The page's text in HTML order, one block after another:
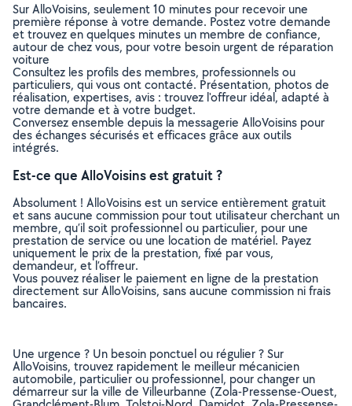
Sur AlloVoisins, seulement 10 minutes pour recevoir une
première réponse à votre demande. Postez votre demande
et trouvez en quelques minutes un membre de confiance,
autour de chez vous, pour votre besoin urgent de réparation
voiture
Consultez les profils des membres, professionnels ou
particuliers, qui vous ont contacté. Présentation, photos de
réalisation, expertises, avis : trouvez l'offreur idéal, adapté à
votre demande et à votre budget.
Conversez ensemble depuis la messagerie AlloVoisins pour
des échanges sécurisés et efficaces grâce aux outils
intégrés.
Est-ce que AlloVoisins est gratuit ?
Absolument ! AlloVoisins est un service entièrement gratuit
et sans aucune commission pour tout utilisateur cherchant un
membre, qu’il soit professionnel ou particulier, pour une
prestation de service ou une location de matériel. Payez
uniquement le prix de la prestation, fixé par vous,
demandeur, et l’offreur.
Vous pouvez réaliser le paiement en ligne de la prestation
directement sur AlloVoisins, sans aucune commission ni frais
bancaires.
Une urgence ? Un besoin ponctuel ou régulier ? Sur
AlloVoisins, trouvez rapidement le meilleur mécanicien
automobile, particulier ou professionnel, pour changer un
démarreur sur la ville de Villeurbanne (Zola-Pressense-Ouest,